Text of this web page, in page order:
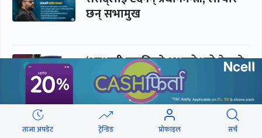
छन् सभामुख
‘अस्थायी प्रकृतिको अध्यादेशले ऐनको
व्यवस्था विस्थापित गर्न सक्दैन’
सरकार-प्रसाईं लुकामारी : छिनमै
ताजा अपडेट ट्रेन्डिङ प्रोफाइल सर्च